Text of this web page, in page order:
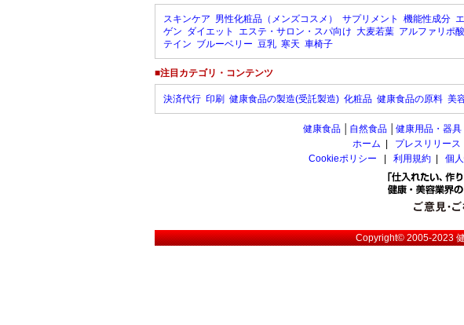
スキンケア 男性化粧品（メンズコスメ） サプリメント 機能性成分
ゲン ダイエット エステ・サロン・スパ向け 大麦若葉 アルファリポ
テイン ブルーベリー 豆乳 寒天 車椅子
■注目カテゴリ・コンテンツ
決済代行 印刷 健康食品の製造(受託製造) 化粧品 健康食品の原料 美
健康食品 自然食品 健康用品・器具
ホーム
プレスリリース
Cookieポリシー
利用規約 個
Copyright© 2005-2023